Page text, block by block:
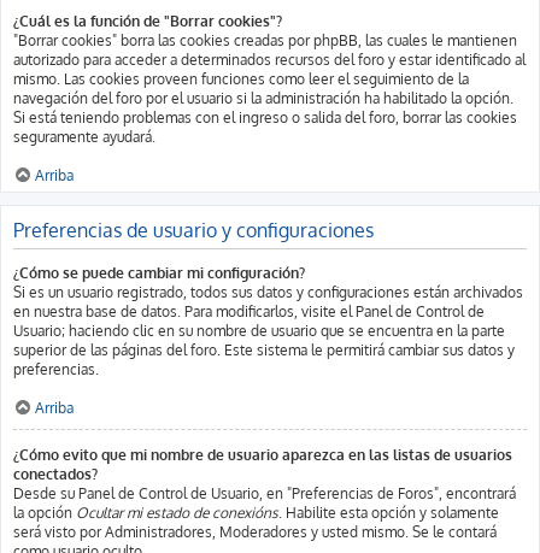
¿Cuál es la función de "Borrar cookies"?
"Borrar cookies" borra las cookies creadas por phpBB, las cuales le mantienen
autorizado para acceder a determinados recursos del foro y estar identificado al
mismo. Las cookies proveen funciones como leer el seguimiento de la
navegación del foro por el usuario si la administración ha habilitado la opción.
Si está teniendo problemas con el ingreso o salida del foro, borrar las cookies
seguramente ayudará.
Arriba
Preferencias de usuario y configuraciones
¿Cómo se puede cambiar mi configuración?
Si es un usuario registrado, todos sus datos y configuraciones están archivados
en nuestra base de datos. Para modificarlos, visite el Panel de Control de
Usuario; haciendo clic en su nombre de usuario que se encuentra en la parte
superior de las páginas del foro. Este sistema le permitirá cambiar sus datos y
preferencias.
Arriba
¿Cómo evito que mi nombre de usuario aparezca en las listas de usuarios
conectados?
Desde su Panel de Control de Usuario, en "Preferencias de Foros", encontrará
la opción Ocultar mi estado de conexións. Habilite esta opción y solamente
será visto por Administradores, Moderadores y usted mismo. Se le contará